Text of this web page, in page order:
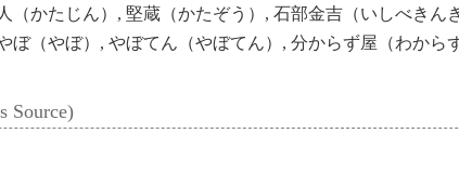
（かたじん）, 堅蔵（かたぞう）, 石部金吉（いしべきん
ぼ（やぼ）, やぼてん（やぼてん）, 分からず屋（わから
Source)